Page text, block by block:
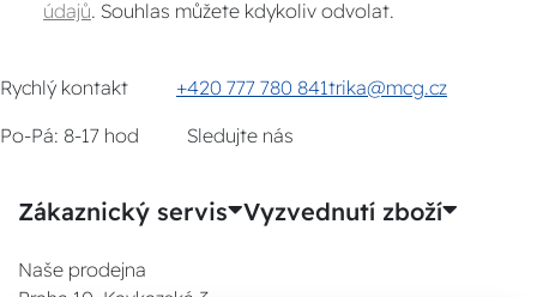
údajů . Souhlas můžete kdykoliv odvolat.
Rychlý kontakt +420 777 780 841trika@mcg.cz
Po-Pá: 8-17 hod
Sledujte nás
Zákaznický servis Vyzvednutí zboží
Naše prodejna